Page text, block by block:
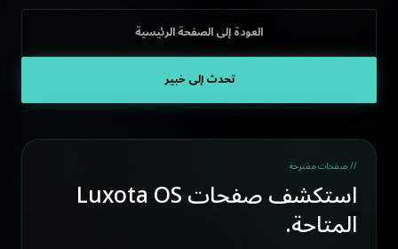
العودة إلى الصفحة الرئيسية
تحدث إلى خبير
// صفحات مقترحة
استكشف صفحات Luxota OS
المتاحة.